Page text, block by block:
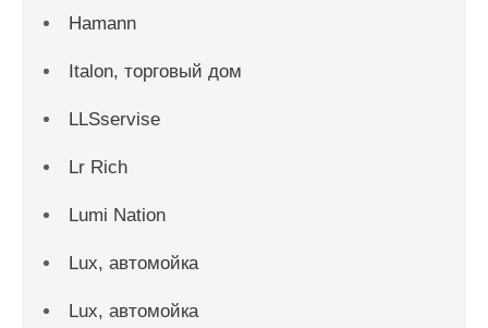
Hamann
Italon, торговый дом
LLSservise
Lr Rich
Lumi Nation
Lux, автомойка
Lux, автомойка